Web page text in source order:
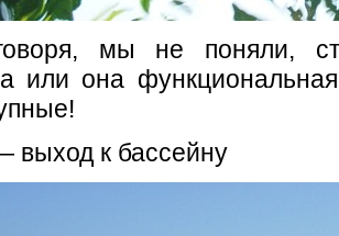
мы не поняли,
или она
к бассейну